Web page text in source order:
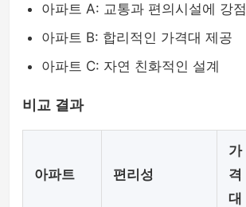
아파트 A: 교통과 편의시설에 강점
아파트 B: 합리적인 가격대 제공
아파트 C: 자연 친화적인 설계
비교 결과
아파트 편리성
가
격
대